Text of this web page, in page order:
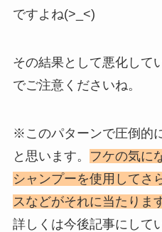
ですよね(>_<)
その結果として悪化して
でご注意くださいね。
※このパターンで圧倒的
と思います。
フケの気に
シャンプーを使用してさ
スなどがそれに当たりま
詳しくは今後記事にして